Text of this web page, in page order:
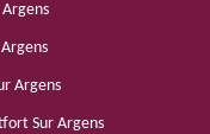
Argens
Sur Argens